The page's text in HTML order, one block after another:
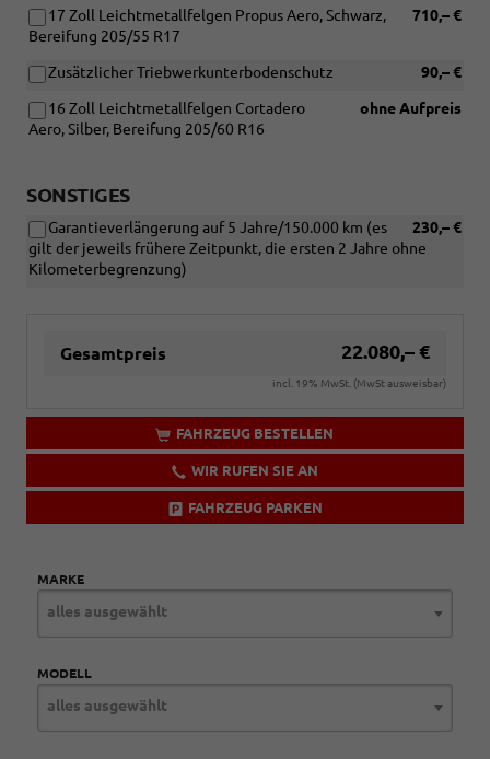
710,– €
17 Zoll Leichtmetallfelgen Propus Aero, Schwarz,
Bereifung 205/55 R17
90,– €
Zusätzlicher Triebwerkunterbodenschutz
ohne Aufpreis
16 Zoll Leichtmetallfelgen Cortadero
Aero, Silber, Bereifung 205/60 R16
SONSTIGES
230,– €
Garantieverlängerung auf 5 Jahre/150.000 km (es
gilt der jeweils frühere Zeitpunkt, die ersten 2 Jahre ohne
Kilometerbegrenzung)
Gesamtpreis 22.080,– €
incl. 19% MwSt. (MwSt ausweisbar)
FAHRZEUG BESTELLEN
WIR RUFEN SIE AN
FAHRZEUG PARKEN
MARKE
alles ausgewählt
MODELL
alles ausgewählt